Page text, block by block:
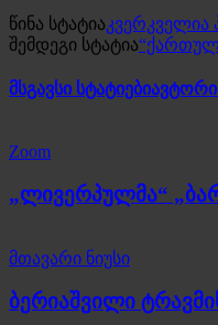
წინა სტატიაკვერკველია
შემდეგი სტატია
მსგავსი სტატიები
Zoom
„ლივერპულმა“
მთავარი ნიუსი
ბერიაშვილი